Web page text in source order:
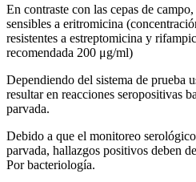
En contraste con las cepas de
sensibles a eritromicina
resistentes a estreptomicina y
recomendada 200 μg/ml)
Dependiendo del sistema de prueba
resultar en reacciones seropositivas
parvada.
Debido a que el monitoreo
parvada, hallazgos positivos deben
Por bacteriología.